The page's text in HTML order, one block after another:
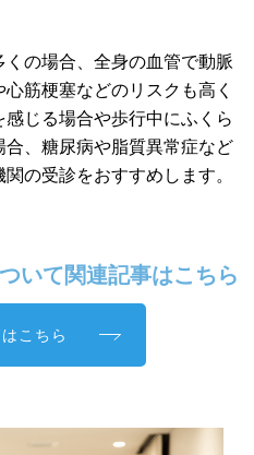
の場合、全身の血管で動脈
筋梗塞などのリスクも高く
じる場合や歩行中にふくら
、糖尿病や脂質異常症など
の受診をおすすめします。
いて関連記事はこちら
こちら